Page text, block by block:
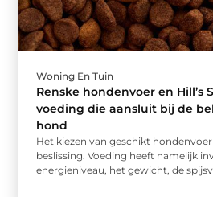
Woning En Tuin
Renske hondenvoer en Hill’s
voeding die aansluit bij de
hond
Het kiezen van geschikt
beslissing. Voeding heeft namelijk
energieniveau, het gewicht, de